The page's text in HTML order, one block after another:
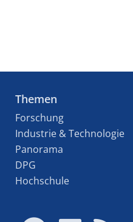
Themen
Forschung
Industrie & Technologie
Panorama
DPG
Hochschule